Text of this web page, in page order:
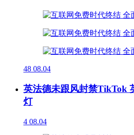
48 08.04
英法德未跟风封禁TikTok
灯
4 08.04